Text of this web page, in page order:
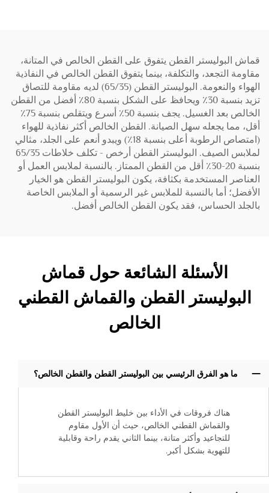
قماش البوليستر القطن يتفوق على القطن الخالص في المتانة،
مقاومة التجعد، والتكلفة، بينما يتفوق القطن الخالص في النفاذية
الهواء والنعومة. البوليستر القطن (65/35) لديه مقاومة للتصاق
تزيد بنسبة 30٪ ويحافظ على الشكل بنسبة 80٪ أفضل من القطن
الخالص بعد الغسيل. يجف بنسبة 50٪ أسرع ويتقلص بنسبة 75٪
أقل، مما يجعله سهل الصيانة. القطن الخالص أكثر نفاذية للهواء
(امتصاص الرطوبة أعلى بنسبة 18٪) ويبدو أنعم على الجلد، مثالي
لملابس الصيف. البوليستر القطن أرخص - تكلف خلاطات 65/35
بنسبة 20-30٪ أقل من القطن الممتاز. بالنسبة لملابس العمل أو
العناصر المستخدمة بكثافة، يكون البوليستر القطن هو الخيار
الأفضل؛ أما بالنسبة للملابس غير الرسمية أو الملابس الخاصة
بالجلد الحساس، فقد يكون القطن الخالص أفضل.
الأسئلة الشائعة حول قماش
البوليستر القطن والقماش القطني
الخالص
ما هو الفرق الرئيسي بين البوليستر القطن والقطن الخالص؟
هناك فروقات في الأداء بين خليط البوليستر القطن
والقماش القطني الخالص، حيث أن الأول مقاوم
للتجاعيد وأكثر متانة، بينما الثاني يقدم راحة وقابلية
للتهوية بشكل أكبر.